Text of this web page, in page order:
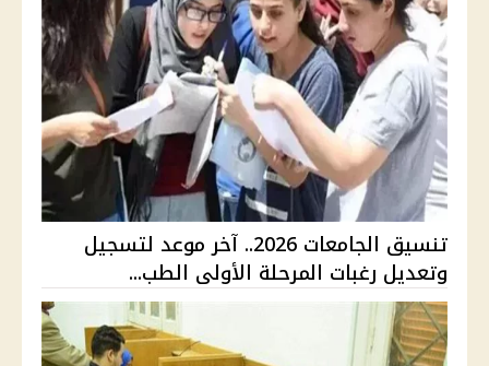
تنسيق الجامعات 2026.. آخر موعد لتسجيل
وتعديل رغبات المرحلة الأولى الطب...